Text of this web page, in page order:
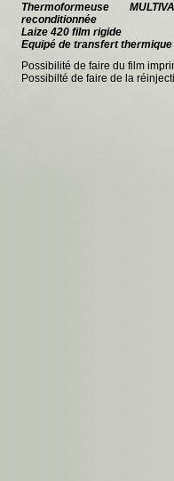
Thermoformeuse
reconditionnée
Laize 420 film rigide
Equipé de transfert thermique
Possibilité de faire du film
Possibilté de faire de la